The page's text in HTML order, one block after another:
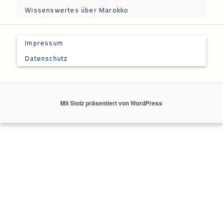
Wissenswertes über Marokko
Impressum
Datenschutz
Mit Stolz präsentiert von WordPress